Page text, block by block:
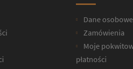
Dane osobowe
Zamówienia
Moje
płatności